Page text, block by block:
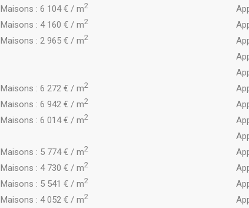
Maisons : 6 104 € / m2
Maisons : 4 160 € / m2
Maisons : 2 965 € / m2
Maisons : 6 272 € / m2
Maisons : 6 942 € / m2
Maisons : 6 014 € / m2
Maisons : 5 774 € / m2
Maisons : 4 730 € / m2
Maisons : 5 541 € / m2
Maisons : 4 052 € / m2